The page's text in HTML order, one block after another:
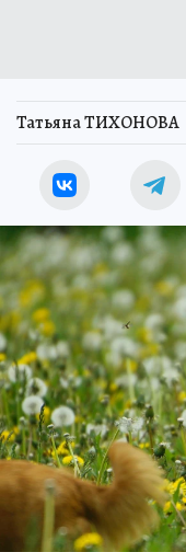
Татьяна ТИХОНОВА